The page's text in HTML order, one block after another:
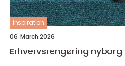
inspiration
06. March 2026
Erhvervsrengøring nyborg